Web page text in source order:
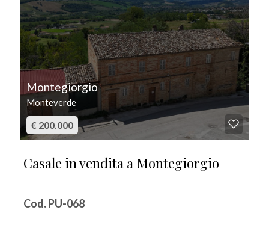
Montegiorgio
Monteverde
€ 200.000
Casale in vendita a Montegiorgio
Cod. PU-068